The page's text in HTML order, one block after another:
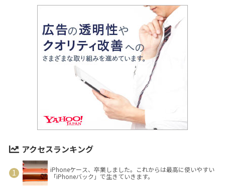
アクセスランキング
iPhoneケース、卒業しました。これからは最高に使いやすい
「iPhoneバック」で生きていきます。